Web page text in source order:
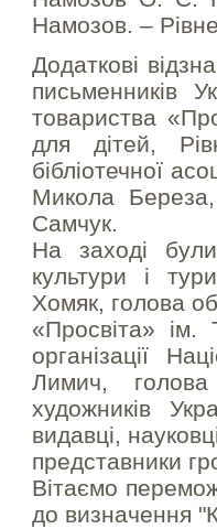
Намозов. –
Додаткові
письменників
товариства
для дітей,
бібліотечної
Микола
Самчук.
На заході були
культури і
Хомяк, голова
«Просвіта»
організації
Лимич, голова
художників
видавці,
представники
Вітаємо
до визначення